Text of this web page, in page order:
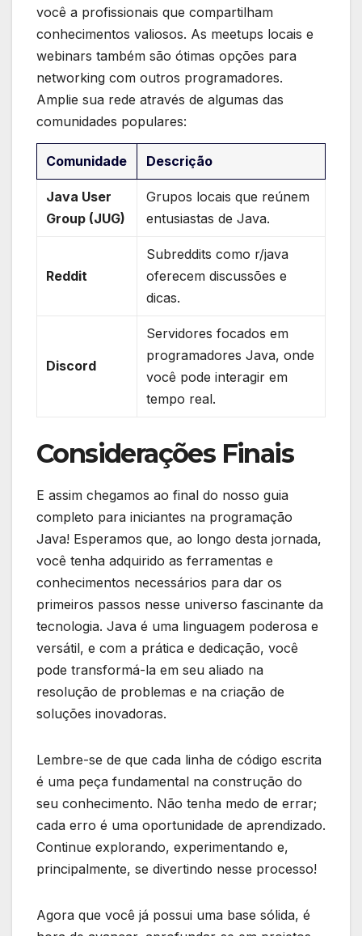
você a​ profissionais que ⁣compartilham​
conhecimentos valiosos. As​ meetups locais e
webinars também são⁢ ótimas opções para⁢
networking⁣ com outros ⁤programadores.
⁢Amplie sua rede⁢ através de algumas das
comunidades populares:
Comunidade Descrição
Java User
Group​ (JUG)
Grupos locais⁣ que reúnem
⁢entusiastas de Java.
Reddit
Subreddits como r/java
oferecem discussões e​
dicas.
Discord
Servidores ‌focados em
programadores Java, onde
⁤você pode interagir⁤ em
tempo real.
Considerações Finais
E assim chegamos ao final do⁢ nosso guia
completo para iniciantes ​na programação
Java! Esperamos que, ao ‍longo ​desta jornada,
você tenha adquirido as ferramentas e
conhecimentos necessários‌ para dar ​os
primeiros passos nesse universo fascinante da
tecnologia. Java é uma ‌linguagem poderosa e
versátil, e com a⁣ prática e dedicação,⁢ você
pode transformá-la em seu aliado na
resolução de problemas e na criação de
‌soluções inovadoras.
Lembre-se⁣ de que ⁤cada linha de ⁤código ⁢escrita‍
é uma peça fundamental na construção do
seu conhecimento. ⁤Não tenha medo ‍de ⁢errar;
‌cada‍ erro é uma oportunidade de aprendizado.
Continue​ explorando, experimentando ⁣e,
⁢principalmente, se divertindo‍ nesse processo!
Agora que você já possui uma ⁣base ⁣sólida, ‍é